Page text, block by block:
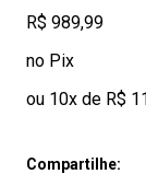
R$ 989,99
no Pix
ou 10x de R$
Compartilhe: